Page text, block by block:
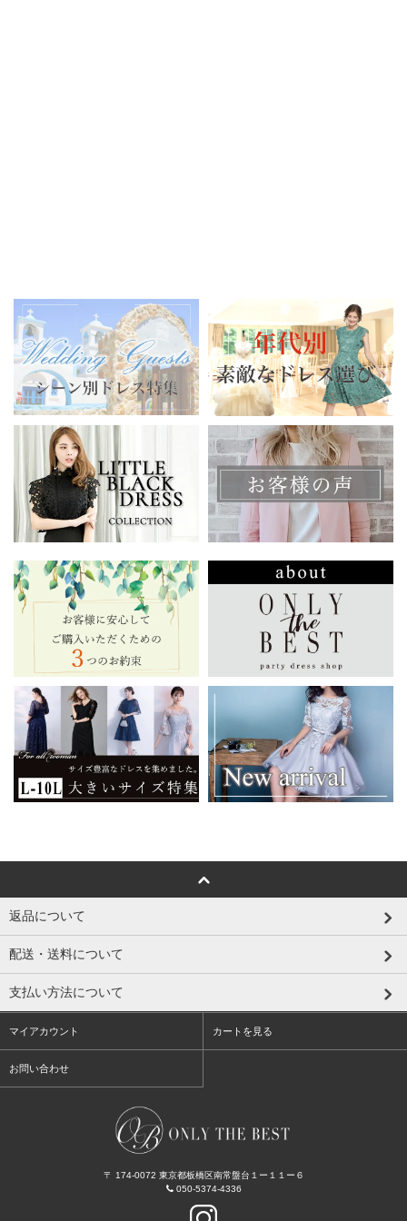
返品について
配送・送料について
支払い方法について
マイアカウント カートを見る
お問い合わせ
〒 174-0072 東京都板橋区南常盤台１ー１１ー６
050-5374-4336